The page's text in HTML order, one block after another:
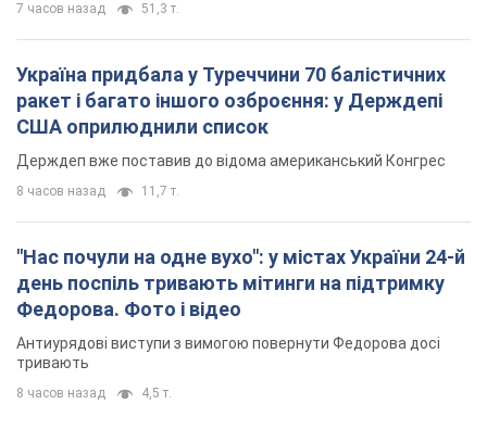
7 часов назад 51,3 т.
Україна придбала у Туреччини 70 балістичних
ракет і багато іншого озброєння: у Держдепі
США оприлюднили список
Держдеп вже поставив до відома американський Конгрес
8 часов назад 11,7 т.
"Нас почули на одне вухо": у містах України 24-й
день поспіль тривають мітинги на підтримку
Федорова. Фото і відео
Антиурядові виступи з вимогою повернути Федорова досі
тривають
8 часов назад 4,5 т.